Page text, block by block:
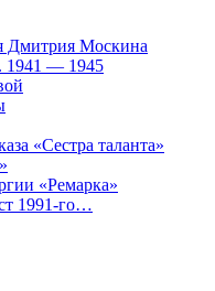
Дмитрия Москина
1941 — 1945
«Сестра таланта»
«Ремарка»
1991-го…